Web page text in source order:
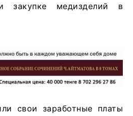
закупке медизделий в
свои заработные платы